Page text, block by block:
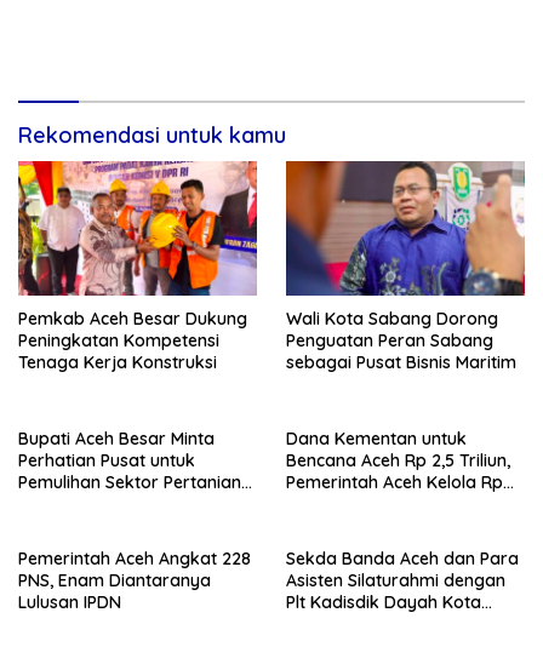
Rekomendasi untuk kamu
Pemkab Aceh Besar Dukung
Peningkatan Kompetensi
Tenaga Kerja Konstruksi
Wali Kota Sabang Dorong
Penguatan Peran Sabang
sebagai Pusat Bisnis Maritim
Bupati Aceh Besar Minta
Perhatian Pusat untuk
Pemulihan Sektor Pertanian
Dana Kementan untuk
Bencana Aceh Rp 2,5 Triliun,
Pemerintah Aceh Kelola Rp
Pemerintah Aceh Angkat 228
PNS, Enam Diantaranya
Lulusan IPDN
Sekda Banda Aceh dan Para
Asisten Silaturahmi dengan
Plt Kadisdik Dayah Kota